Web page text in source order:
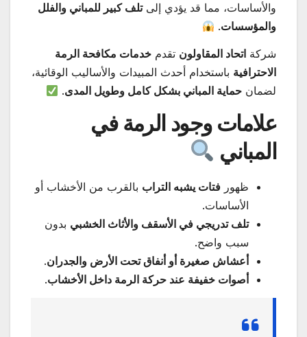
والأساسات، مما قد يؤدي إلىتلف كبير للمباني والفلل
والمؤسسات.
شركة اتحاد المقاولون تقدم خدمات مكافحة الرمة
الاحترافية باستخدام أحدث المبيدات والأساليب الوقائية،
لضمان حماية المباني بشكل كامل وطويل المدى.
علامات وجود الرمة في
المباني
ظهور فتات يشبه التراب بالقرب من الأخشاب أو
الأساسات.
تلف تدريجي في الأسقف والأثاث الخشبي بدون
سبب واضح.
أعشاش صغيرة أو أنفاق تحت الأرض والجدران.
أصوات خفيفة عند حركة الرمة داخل الأخشاب.